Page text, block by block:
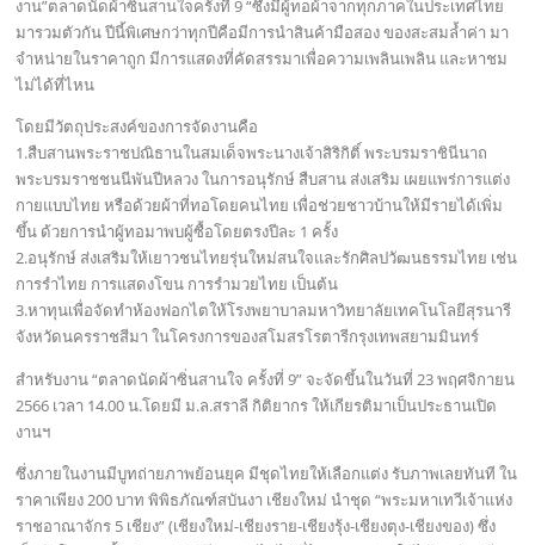
งาน”ตลาดนัดผ้าซิ่นสานใจครั้งที่ 9 “ซึ่งมีผู้ทอผ้าจากทุกภาคในประเทศไทย
มารวมตัวกัน ปีนี้พิเศษกว่าทุกปีคือมีการนำสินค้ามือสอง ของสะสมล้ำค่า มา
จำหน่ายในราคาถูก มีการแสดงที่คัดสรรมาเพื่อความเพลินเพลิน และหาชม
ไม่ได้ที่ไหน
โดยมีวัตถุประสงค์ของการจัดงานคือ
1.สืบสานพระราชปณิธานในสมเด็จพระนางเจ้าสิริกิติ์ พระบรมราชินีนาถ
พระบรมราชชนนีพันปีหลวง ในการอนุรักษ์ สืบสาน ส่งเสริม เผยแพร่การแต่ง
กายแบบไทย หรือด้วยผ้าที่ทอโดยคนไทย เพื่อช่วยชาวบ้านให้มีรายได้เพิ่ม
ขึ้น ด้วยการนำผู้ทอมาพบผู้ซื้อโดยตรงปีละ 1 ครั้ง
2.อนุรักษ์ ส่งเสริมให้เยาวชนไทยรุ่นใหม่สนใจและรักศิลปวัฒนธรรมไทย เช่น
การรำไทย การแสดงโขน การรำมวยไทย เป็นต้น
3.หาทุนเพื่อจัดทำห้องฟอกไตให้โรงพยาบาลมหาวิทยาลัยเทคโนโลยีสุรนารี
จังหวัดนครราชสีมา ในโครงการของสโมสรโรตารีกรุงเทพสยามมินทร์
สำหรับงาน “ตลาดนัดผ้าซิ่นสานใจ ครั้งที่ 9” จะจัดขึ้นในวันที่ 23 พฤศจิกายน
2566 เวลา 14.00 น.โดยมี ม.ล.สราลี กิติยากร ให้เกียรติมาเป็นประธานเปิด
งานฯ
ซึ่งภายในงานมีบูทถ่ายภาพย้อนยุค มีชุดไทยให้เลือกแต่ง รับภาพเลยทันที ใน
ราคาเพียง 200 บาท พิพิธภัณฑ์สบันงา เชียงใหม่ นำชุด “พระมหาเทวีเจ้าแห่ง
ราชอาณาจักร 5 เชียง” (เชียงใหม่-เชียงราย-เชียงรุ้ง-เชียงตุง-เชียงของ) ซึ่ง